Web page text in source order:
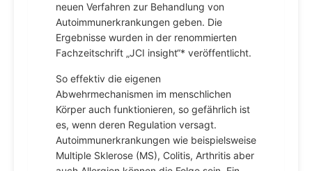
neuen Verfahren zur Behandlung von
Autoimmunerkrankungen geben. Die
Ergebnisse wurden in der renommierten
Fachzeitschrift „JCI insight“* veröffentlicht.
So effektiv die eigenen
Abwehrmechanismen im menschlichen
Körper auch funktionieren, so gefährlich ist
es, wenn deren Regulation versagt.
Autoimmunerkrankungen wie beispielsweise
Multiple Sklerose (MS), Colitis, Arthritis aber